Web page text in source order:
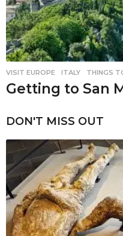
VISIT EUROPE ITALY ,THINGS
Getting to San
DON'T MISS OUT